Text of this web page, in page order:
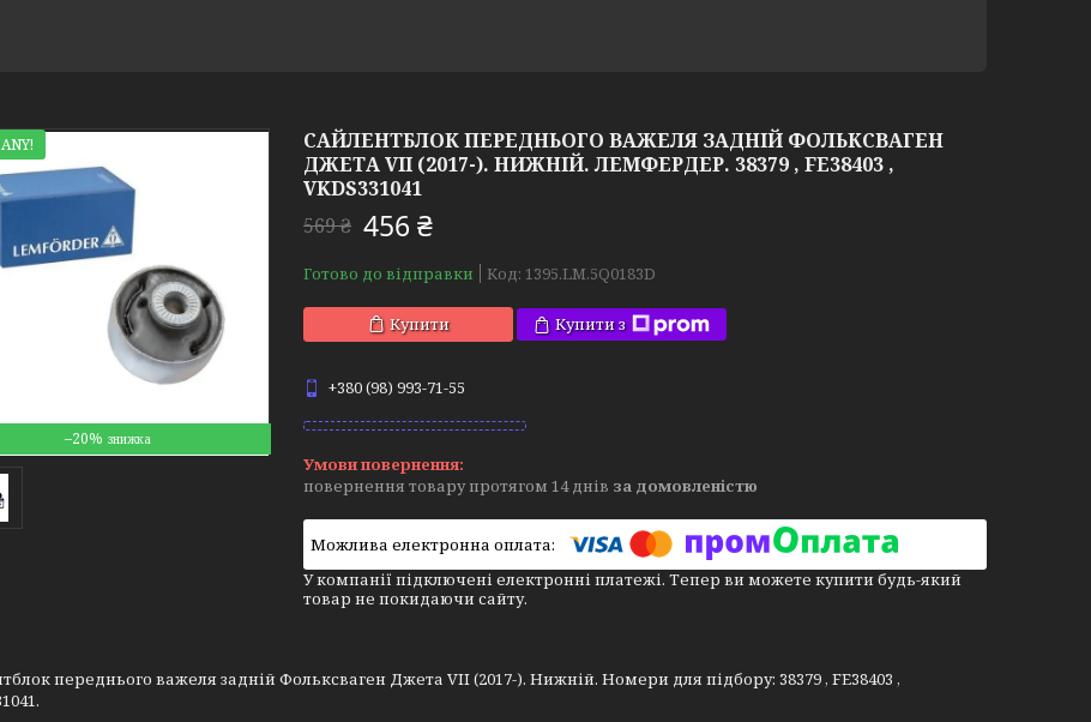
–20%
САЙЛЕНТБЛОК ПЕРЕДНЬОГО ВАЖЕЛЯ ЗАДНІЙ ФОЛЬКСВАГЕН
ДЖЕТА VII (2017-). НИЖНІЙ. ЛЕМФЕРДЕР. 38379 , FE38403 ,
VKDS331041
569 ₴ 456 ₴
Готово до відправки Код: 1395.LM.5Q0183D
Купити Купити з
+380 (98) 993-71-55
повернення товару протягом 14 днів за домовленістю
У компанії підключені електронні платежі. Тепер ви можете купити будь-який
товар не покидаючи сайту.
переднього важеля задній Фольксваген Джета VII (2017-). Нижній. Номери для підбору: 38379 , FE38403 ,